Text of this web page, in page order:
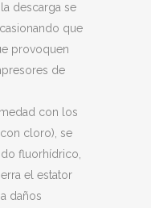
descarga se
que
provoquen
de
con los
cloro), se
fluorhídrico,
el estator
daños